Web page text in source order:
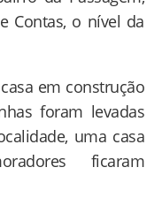
Contas, o nível da
em construção
foram levadas
uma casa
ficaram